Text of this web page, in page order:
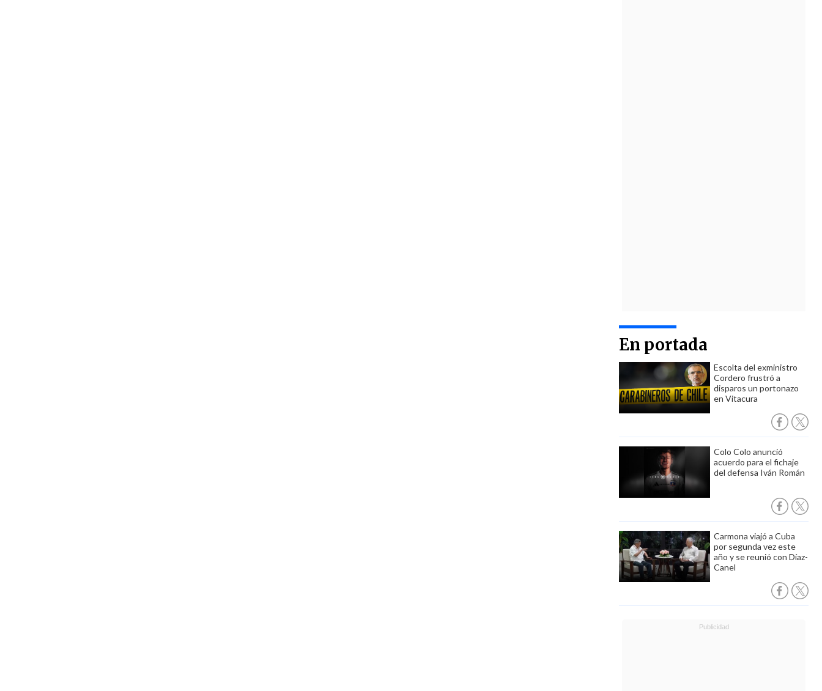
En portada
Escolta del exministro
Cordero frustró a
disparos un portonazo
en Vitacura
Colo Colo anunció
acuerdo para el fichaje
del defensa Iván Román
Carmona viajó a Cuba
por segunda vez este
año y se reunió con Díaz-
Canel